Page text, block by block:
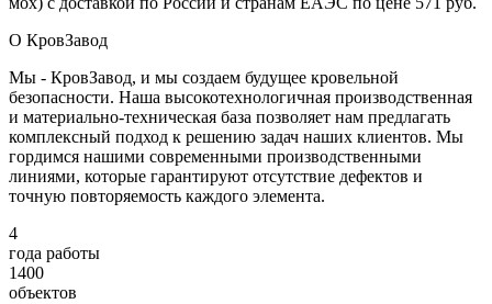
О КровЗавод
Мы - КровЗавод, и мы создаем будущее кровельной
безопасности. Наша высокотехнологичная производственная
и материально-техническая база позволяет нам предлагать
комплексный подход к решению задач наших клиентов. Мы
гордимся нашими современными производственными
линиями, которые гарантируют отсутствие дефектов и
точную повторяемость каждого элемента.
4
года работы
1400
объектов